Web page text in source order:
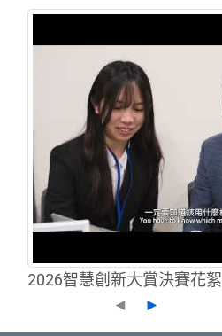
2026智慧創新大賞決賽花絮
◄
►